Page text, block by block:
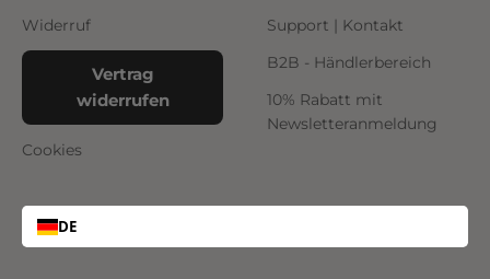
Widerruf
Vertrag
widerrufen
Cookies
Support | Kontakt
B2B - Händlerbereich
10% Rabatt mit
Newsletteranmeldung
DE